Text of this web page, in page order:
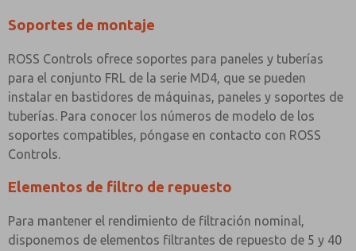
Soportes de montaje
ROSS Controls ofrece soportes para paneles y tuberías
para el conjunto FRL de la serie MD4, que se pueden
instalar en bastidores de máquinas, paneles y soportes de
tuberías. Para conocer los números de modelo de los
soportes compatibles, póngase en contacto con ROSS
Controls.
Elementos de filtro de repuesto
Para mantener el rendimiento de filtración nominal,
disponemos de elementos filtrantes de repuesto de 5 y 40